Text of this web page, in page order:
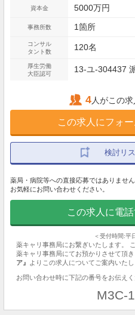
資本金 5000万円
事務所数 1箇所
コンサル
タント数
120名
厚生労働
大臣認可
13-ユ-304437
4人がこの
この求人にフォ
検討リ
薬局・病院等への直接応募ではありませ
お気軽にお問い合わせください。
この求人に電
＜受付時間:平
薬キャリ事務局にお繋ぎいたします。
薬キャリ事務局にてお預かりさせて頂
ア』
よりこの求人についてご案内いたし
お問い合わせ時に下記の番号をお伝えく
M3C-